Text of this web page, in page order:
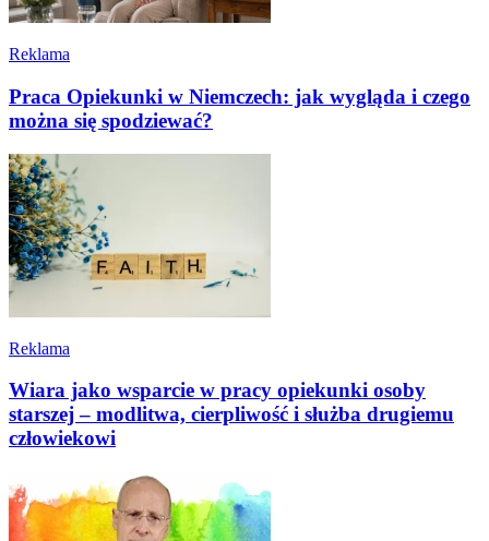
Reklama
Praca Opiekunki w Niemczech: jak wygląda i czego
można się spodziewać?
Reklama
Wiara jako wsparcie w pracy opiekunki osoby
starszej – modlitwa, cierpliwość i służba drugiemu
człowiekowi